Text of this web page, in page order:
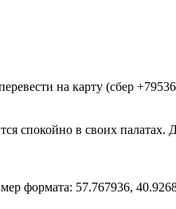
на карту (сбер
в своих палатах.
формата: 57.767936,